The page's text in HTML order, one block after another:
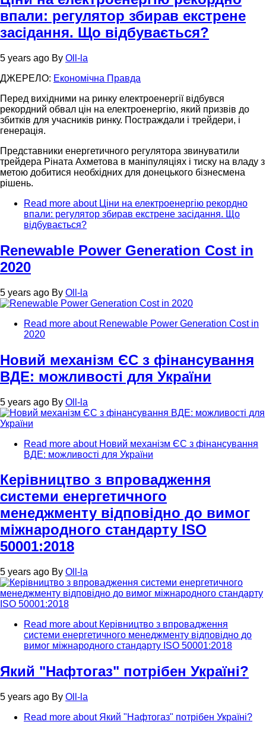
впали: регулятор збирав екстрене
засідання. Що відбувається?
5 years ago By Oll-la
ДЖЕРЕЛО: Економічна Правда
Перед вихідними на ринку електроенергії відбувся
рекордний обвал цін на електроенергію, який призвів до
збитків для учасників ринку. Постраждали і трейдери, і
генерація.
Представники енергетичного регулятора звинуватили
трейдера Ріната Ахметова в маніпуляціях і тиску на владу з
метою добитися необхідних для донецького бізнесмена
рішень.
Read more about Ціни на електроенергію рекордно
впали: регулятор збирав екстрене засідання. Що
відбувається?
Renewable Power Generation Cost in
2020
5 years ago By Oll-la
Read more about Renewable Power Generation Cost in
2020
Новий механізм ЄС з фінансування
ВДЕ: можливості для України
5 years ago By Oll-la
Read more about Новий механізм ЄС з фінансування
ВДЕ: можливості для України
Керівництво з впровадження
системи енергетичного
менеджменту відповідно до вимог
міжнародного стандарту ISO
50001:2018
5 years ago By Oll-la
Read more about Керівництво з впровадження
системи енергетичного менеджменту відповідно до
вимог міжнародного стандарту ISO 50001:2018
Який "Нафтогаз" потрібен Україні?
5 years ago By Oll-la
Read more about Який "Нафтогаз" потрібен Україні?